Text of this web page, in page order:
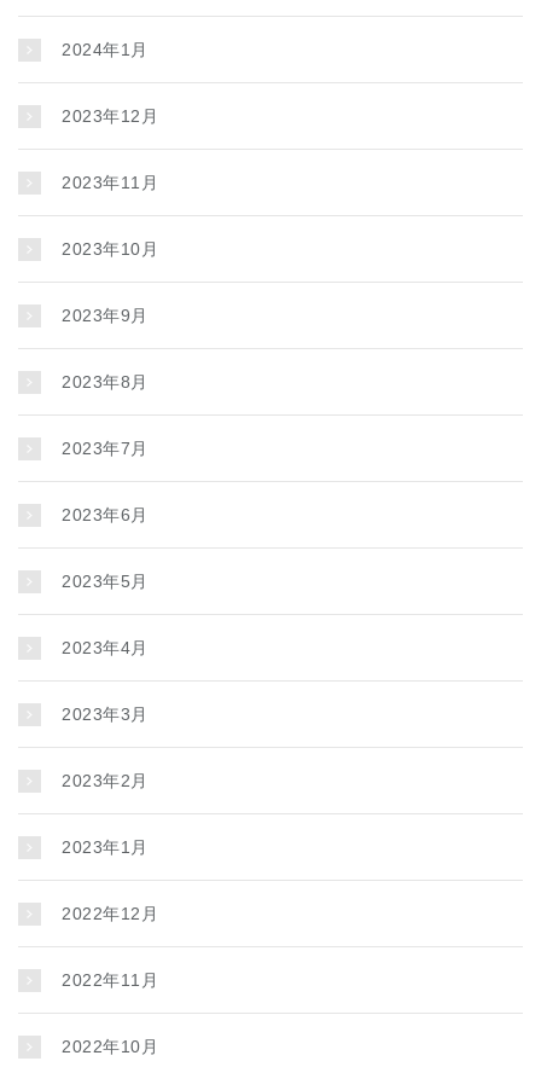
2024年1月
2023年12月
2023年11月
2023年10月
2023年9月
2023年8月
2023年7月
2023年6月
2023年5月
2023年4月
2023年3月
2023年2月
2023年1月
2022年12月
2022年11月
2022年10月